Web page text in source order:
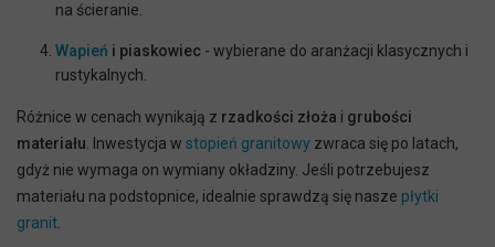
na ścieranie.
Wapień i piaskowiec - wybierane do aranżacji klasycznych i
rustykalnych.
Różnice w cenach wynikają z rzadkości złoża i grubości
materiału. Inwestycja w stopień granitowy zwraca się po latach,
gdyż nie wymaga on wymiany okładziny. Jeśli potrzebujesz
materiału na podstopnice, idealnie sprawdzą się nasze płytki
granit.